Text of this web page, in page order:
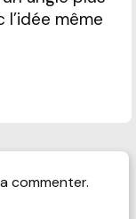
même
commenter.